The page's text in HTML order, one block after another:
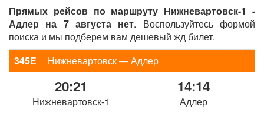
Прямых рейсов по маршруту Нижневартовск-1 -
Адлер на 7 августа нет. Воспользуйтесь формой
поиска и мы подберем вам дешевый жд билет.
345Е
Нижневартовск — Адлер
20:21
Нижневартовск-1
14:14
Адлер